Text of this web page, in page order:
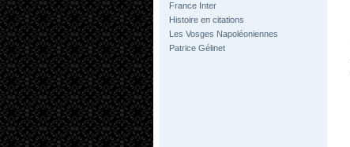
France Inter
Histoire en citations
Les Vosges Napoléoniennes
Patrice Gélinet